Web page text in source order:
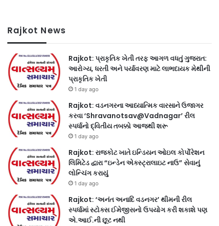
Rajkot News
Rajkot: પ્રાકૃતિક ખેતી તરફ આગળ વધતું ગુજરાત:
આરોગ્ય, ધરતી અને પર્યાવરણ માટે લાભદાયક મેથીની
પ્રાકૃતિક ખેતી
1 day ago
Rajkot: વડનગરના આધ્યાત્મિક વારસાને ઉજાગર
કરવા ‘Shravanotsav@Vadnagar’ રીલ
સ્પર્ધાનો દ્વિતીય તબક્કો આજથી શરૂ
1 day ago
Rajkot: રાજકોટ ખાતે ઇન્ડિયન ઓઇલ કોર્પોરેશન
લિમિટેડ દ્વારા “ઇન્ડેન એક્સ્ટ્રાલાઇટ નાઉ” સેવાનું
લોન્ચિંગ કરાયું
1 day ago
Rajkot: ‘અનંત અનાદિ વડનગર’ થીમની રીલ
સ્પર્ધામાં સ્ટોક્સ ઈમેજીસનો ઉપયોગ કરી શકાશે પણ
એ.આઈ.ની છૂટ નથી